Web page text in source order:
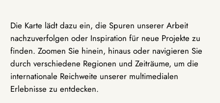
Die Karte lädt dazu ein, die Spuren unserer Arbeit
nachzuverfolgen oder Inspiration für neue Projekte zu
finden. Zoomen Sie hinein, hinaus oder navigieren Sie
durch verschiedene Regionen und Zeiträume, um die
internationale Reichweite unserer multimedialen
Erlebnisse zu entdecken.